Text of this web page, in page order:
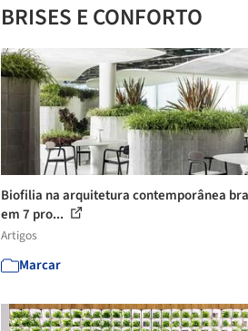
BRISES E CONFORTO
Biofilia na arquitetura contemporânea
em 7 pro...
Artigos
Marcar